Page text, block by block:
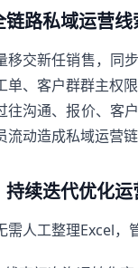
路私域运营线
交新任销售，同
单、客户群群主权
沟通、报价、客
流动造成私域运营
续迭代优化运
人工整理Excel